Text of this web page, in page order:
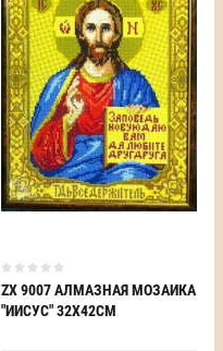
ZX 9007 АЛМАЗНАЯ МОЗАИКА
"ИИСУС" 32Х42СМ